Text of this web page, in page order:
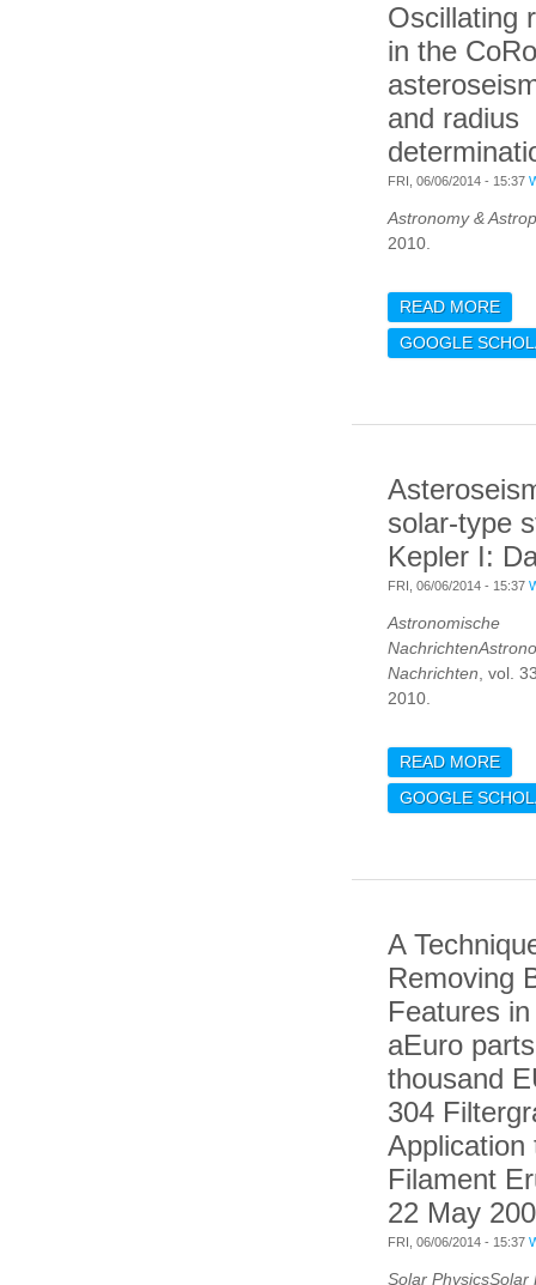
Oscillating
in the
and radius
FRI, 06/06/2014 - 15:37
Astronomy &
2010.
READ MORE
GOOGLE
solar-type
Kepler I:
FRI, 06/06/2014 - 15:37
Astronomische
Nachrichten, vol.
2010.
READ MORE
GOOGLE
A
Removing
Features
aEuro
thousand
304
Application
Filament
22 May
FRI, 06/06/2014 - 15:37
Solar PhysicsSolar